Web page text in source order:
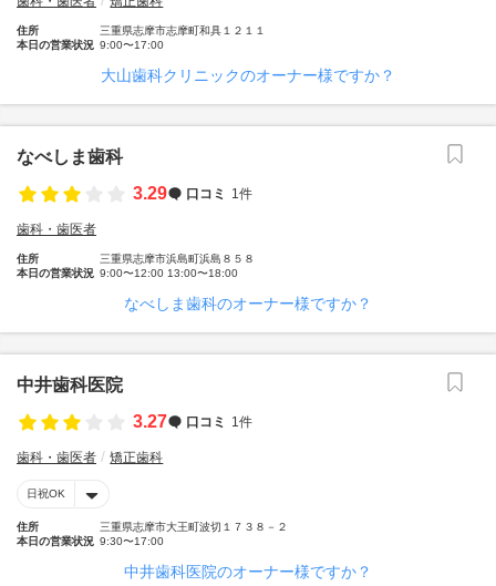
住所
三重県志摩市志摩町和具１２１１
本日の営業状況 9:00〜17:00
大山歯科クリニックのオーナー様ですか？
なべしま歯科
3.29
口コミ 1件
歯科・歯医者
住所
三重県志摩市浜島町浜島８５８
本日の営業状況 9:00〜12:00 13:00〜18:00
なべしま歯科のオーナー様ですか？
中井歯科医院
3.27
口コミ 1件
歯科・歯医者 矯正歯科
日祝OK
住所
三重県志摩市大王町波切１７３８－２
本日の営業状況 9:30〜17:00
中井歯科医院のオーナー様ですか？